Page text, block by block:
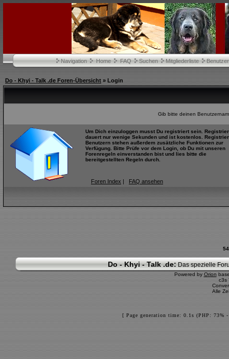
Navigation Home FAQ Suchen Mitgliederliste
Do - Khyi - Talk .de Foren-Übersicht » Login
Gib bitte deinen
Um Dich einzuloggen musst Du registriert sein.
dauert nur wenige Sekunden und ist kostenlos.
Benutzern stehen außerdem zusätzliche Funktionen zur
Verfügung. Bitte Prüfe vor dem Login, ob Du mit unseren
Forenregeln einverstanden bist und lies bitte die
bereitgestellten Regeln durch.
Foren Index | FAQ ansehen
Do - Khyi - Talk .de: Das spezielle
Powered by Orion
c3s
Alle
[ Page generation time: 0.1s (PHP: 73%